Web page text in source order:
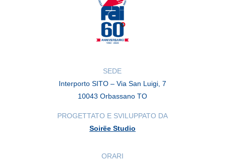
SEDE
Interporto SITO – Via San Luigi, 7
10043 Orbassano TO
PROGETTATO E SVILUPPATO DA
Soirëe Studio
ORARI